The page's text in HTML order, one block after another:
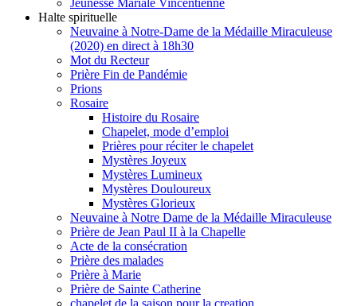
Halte spirituelle
Neuvaine à Notre-Dame de la Médaille Miraculeuse
(2020) en direct à 18h30
Mot du Recteur
Prière Fin de Pandémie
Prions
Rosaire
Histoire du Rosaire
Chapelet, mode d’emploi
Prières pour réciter le chapelet
Mystères Joyeux
Mystères Lumineux
Mystères Douloureux
Mystères Glorieux
Neuvaine à Notre Dame de la Médaille Miraculeuse
Prière de Jean Paul II à la Chapelle
Acte de la consécration
Prière des malades
Prière à Marie
Prière de Sainte Catherine
chapelet de la saison pour la creation